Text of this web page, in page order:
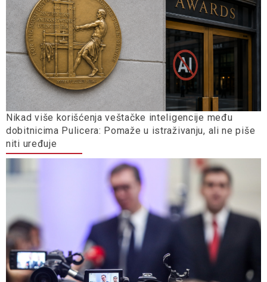
Nikad više korišćenja veštačke inteligencije među
dobitnicima Pulicera: Pomaže u istraživanju, ali ne piše
niti uređuje